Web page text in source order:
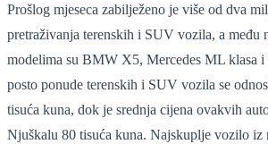
Prošlog mjeseca zabilježeno je više od dva
pretraživanja terenskih i SUV vozila, a među
modelima su BMW X5, Mercedes ML klasa
posto ponude terenskih i SUV vozila se
tisuća kuna, dok je srednja cijena ovakvih
Njuškalu 80 tisuća kuna. Najskuplje vozilo iz